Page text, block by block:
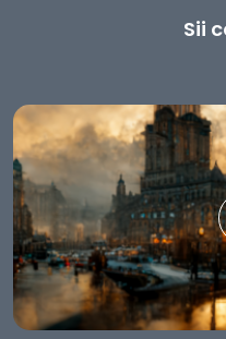
Sii